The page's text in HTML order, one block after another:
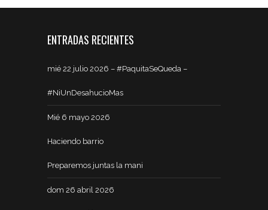
ENTRADAS RECIENTES
mié 22 julio 2026 – #PaquitaSeQueda –
#NiUnDesahucioMas
Mié 6 mayo 2026
Haciendo barrio
Preparemos juntas la mani
dom 26 abril 2026